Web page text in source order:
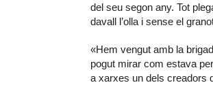
del seu segon any. Tot
davall l’olla i sense el
«Hem vengut amb la
pogut mirar com estava
a xarxes un dels creadors